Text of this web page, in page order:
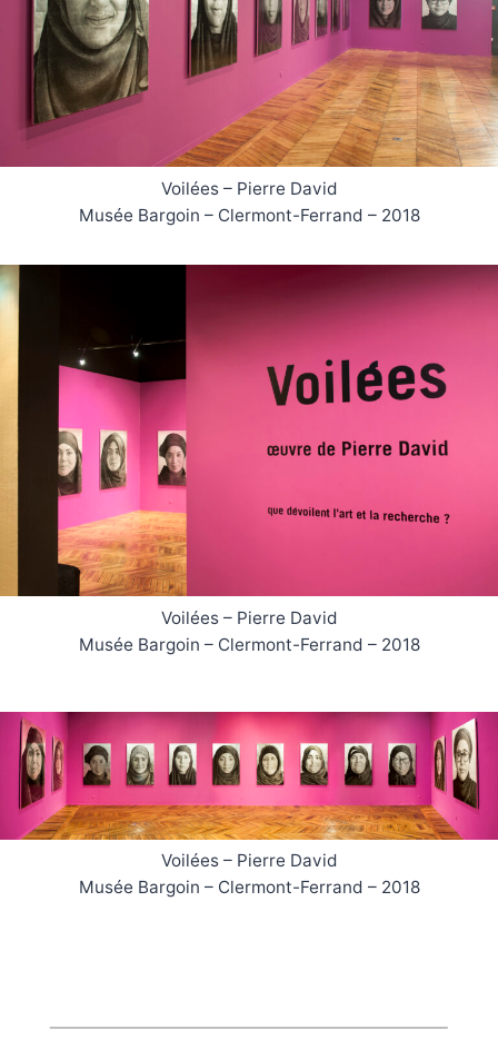
Voilées – Pierre David
Musée Bargoin – Clermont-Ferrand – 2018
Voilées – Pierre David
Musée Bargoin – Clermont-Ferrand – 2018
Voilées – Pierre David
Musée Bargoin – Clermont-Ferrand – 2018